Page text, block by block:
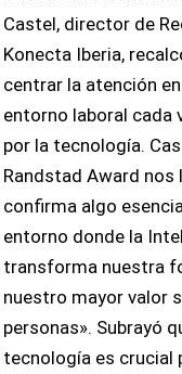
Castel, director de
Konecta Iberia,
centrar la atención
entorno laboral cada
por la tecnología.
Randstad Award nos
confirma algo
entorno donde la
transforma nuestra
nuestro mayor valor
personas». Subrayó
tecnología es crucial